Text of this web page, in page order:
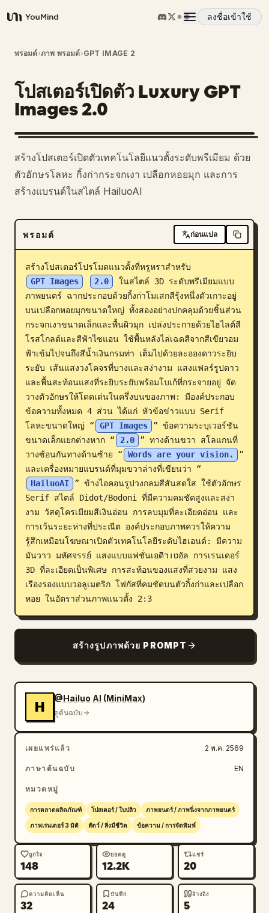
YouMind
ลงชื่อเข้าใช้
ภาพรวม
กรณีการใช้งาน
ทักษะ
พรอมต์
ดาวน์โหลด
บล็อก
อัปเดต
พรอมต์›ภาพ พรอมต์›GPT IMAGE 2
โปสเตอร์เปิดตัว Luxury GPT
Images 2.0
สร้างโปสเตอร์เปิดตัวเทคโนโลยีแนวตั้งระดับพรีเมียม ด้วย
ตัวอักษรโลหะ กิ้งก่ากระจกเงา เปลือกหอยมุก และการ
สร้างแบรนด์ในสไตล์ HailuoAI
พรอมต์ ก่อนแปล
สร้างโปสเตอร์โปรโมตแนวตั้งที่หรูหราสำหรับ
GPT Images
2.0
ในสไตล์ 3D ระดับพรีเมียมแบบ
ภาพยนตร์ ฉากประกอบด้วยกิ้งก่าโมเสกสีรุ้งหนึ่งตัวเกาะอยู่
บนเปลือกหอยมุกขนาดใหญ่ ทั้งสองอย่างปกคลุมด้วยชิ้นส่วน
กระจกเงาขนาดเล็กและพื้นผิวมุก เปล่งประกายด้วยไฮไลต์สี
โรสโกลด์และสีฟ้าไซแอน ใช้พื้นหลังไล่เฉดสีจากสีเขียวอม
ฟ้าเข้มไปจนถึงสีน้ำเงินกรมท่า เต็มไปด้วยละอองดาวระยิบ
ระยับ เส้นแสงวงโคจรที่บางและสง่างาม แสงแฟลร์รูปดาว
และพื้นสะท้อนแสงที่ระยิบระยับพร้อมโบเก้ที่กระจายอยู่ จัด
วางตัวอักษรให้โดดเด่นในครึ่งบนของภาพ: มีองค์ประกอบ
ข้อความทั้งหมด 4 ส่วน ได้แก่ หัวข้อข่าวแบบ Serif
โลหะขนาดใหญ่ “
GPT Images
” ข้อความระบุเวอร์ชัน
ขนาดเล็กแยกต่างหาก “
2.0
” ทางด้านขวา สโลแกนที่
วางซ้อนกันทางด้านซ้าย “
Words are your vision.
”
และเครื่องหมายแบรนด์ที่มุมขวาล่างที่เขียนว่า “
HailuoAI
” ข้างไอคอนรูปวงกลมสีสันสดใส ใช้ตัวอักษร
Serif สไตล์ Didot/Bodoni ที่มีความคมชัดสูงและสง่า
งาม วัสดุโครเมียมสีเงินอ่อน การลบมุมที่ละเอียดอ่อน และ
การเว้นระยะห่างที่ประณีต องค์ประกอบภาพควรให้ความ
รู้สึกเหมือนโฆษณาเปิดตัวเทคโนโลยีระดับไฮเอนด์: มีความ
มันวาว มหัศจรรย์ แสงแบบแฟชั่นเอดิטורิอัล การเรนเดอร์
3D ที่ละเอียดเป็นพิเศษ การสะท้อนของแสงที่สวยงาม แสง
เรืองรองแบบวอลูเมตริก โฟกัสที่คมชัดบนตัวกิ้งก่าและเปลือก
หอย ในอัตราส่วนภาพแนวตั้ง 2:3
สร้างรูปภาพด้วย PROMPT
H
@Hailuo AI (MiniMax)
ดูต้นฉบับ
เผยแพร่แล้ว 2 พ.ค. 2569
ภาษาต้นฉบับ EN
หมวดหมู่
การตลาดผลิตภัณฑ์ โปสเตอร์ / ใบปลิว ภาพยนตร์ / ภาพนิ่งจากภาพยนตร์
ภาพเรนเดอร์ 3 มิติ สัตว์ / สิ่งมีชีวิต ข้อความ / การจัดพิมพ์
ถูกใจ
148
ยอดดู
12.2K
แชร์
20
ความคิดเห็น
32
บันทึก
24
อ้างอิง
5